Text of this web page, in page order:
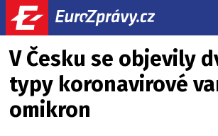
V Česku se objevily
typy koronavirové
omikron